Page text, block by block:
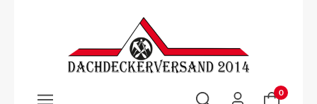
Zum Hauptinhalt springen
0